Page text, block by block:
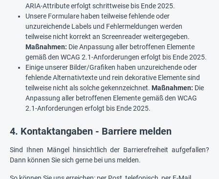
ARIA-Attribute erfolgt schrittweise bis Ende 2025.
Unsere Formulare haben teilweise fehlende oder
unzureichende Labels und Fehlermeldungen werden
teilweise nicht korrekt an Screenreader weitergegeben.
Maßnahmen: Die Anpassung aller betroffenen Elemente
gemäß den WCAG 2.1-Anforderungen erfolgt bis Ende 2025.
Einige unserer Bilder/Grafiken haben unzureichende oder
fehlende Alternativtexte und rein dekorative Elemente sind
teilweise nicht als solche gekennzeichnet. Maßnahmen: Die
Anpassung aller betroffenen Elemente gemäß den WCAG
2.1-Anforderungen erfolgt bis Ende 2025.
4. Kontaktangaben - Barriere melden
Sind Ihnen Mängel hinsichtlich der Barrierefreiheit aufgefallen?
Dann können Sie sich gerne bei uns melden.